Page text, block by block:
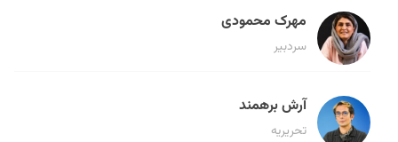
مهرک محمودی
سردبیر
آرش برهمند
تحریریه